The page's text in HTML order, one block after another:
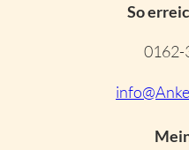
So
0162-